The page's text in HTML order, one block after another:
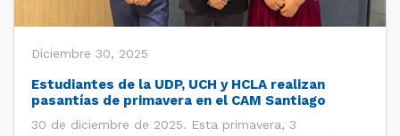
Diciembre 30, 2025
Estudiantes de la UDP, UCH y HCLA realizan
pasantías de primavera en el CAM Santiago
30 de diciembre de 2025. Esta primavera, 3